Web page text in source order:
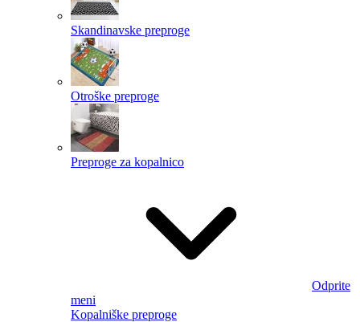
Skandinavske preproge
Otroške preproge
Preproge za kopalnico
Odprite
meni
Kopalniške preproge